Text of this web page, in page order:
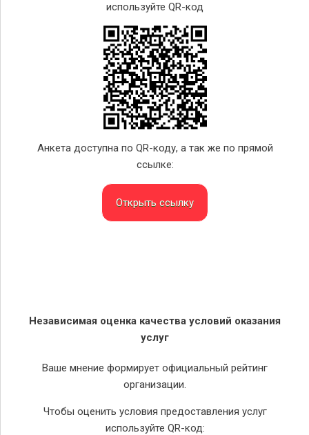
используйте QR-код
Анкета доступна по QR-коду, а так же по прямой
ссылке:
Открыть ссылку
Независимая оценка качества условий оказания
услуг
Ваше мнение формирует официальный рейтинг
организации.
Чтобы оценить условия предоставления услуг
используйте QR-код: